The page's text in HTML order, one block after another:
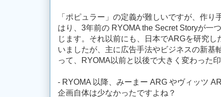
「ポピュラー」の定義が難しいですが、作
はり、3年前の RYOMA the Secret Storyが一
じます。それ以前にも、日本でARGを研究
いましたが、主に広告手法やビジネスの新基
って、RYOMA以前と以後で大きく変わった
- RYOMA 以降、みーまー ARG やヴィッツ
企画自体は少なかったですよね？